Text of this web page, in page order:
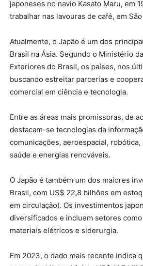
japoneses no navio Kasato Maru, em
trabalhar nas lavouras de café, em
Atualmente, o Japão é um dos
Brasil na Ásia. Segundo o Ministério
Exteriores do Brasil, os países, nos
buscando estreitar parcerias e
comercial em ciência e tecnologia.
Entre as áreas mais promissoras, de
destacam-se tecnologias da
comunicações, aeroespacial,
saúde e energias renováveis.
O Japão é também um dos maiores
Brasil, com US$ 22,8 bilhões em
em circulação). Os investimentos
diversificados e incluem setores
materiais elétricos e siderurgia.
Em 2023, o dado mais recente indica